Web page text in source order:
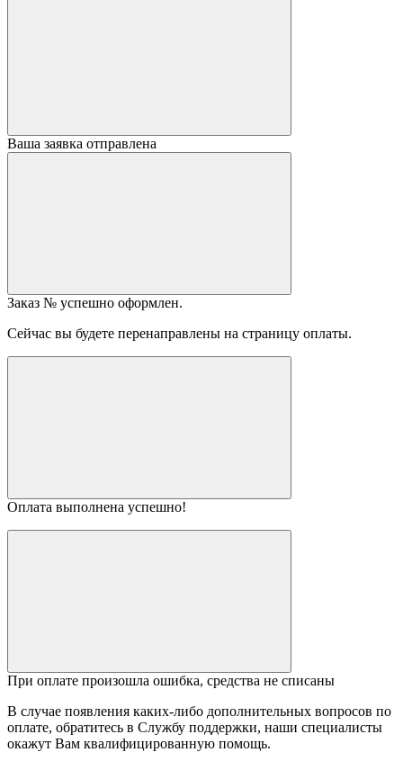
Ваша заявка отправлена
Заказ № успешно оформлен.
Сейчас вы будете перенаправлены на страницу оплаты.
Оплата выполнена успешно!
При оплате произошла ошибка, средства не списаны
В случае появления каких-либо дополнительных вопросов по
оплате, обратитесь в Службу поддержки, наши специалисты
окажут Вам квалифицированную помощь.